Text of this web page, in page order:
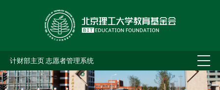
计财部主页志愿者管理系统